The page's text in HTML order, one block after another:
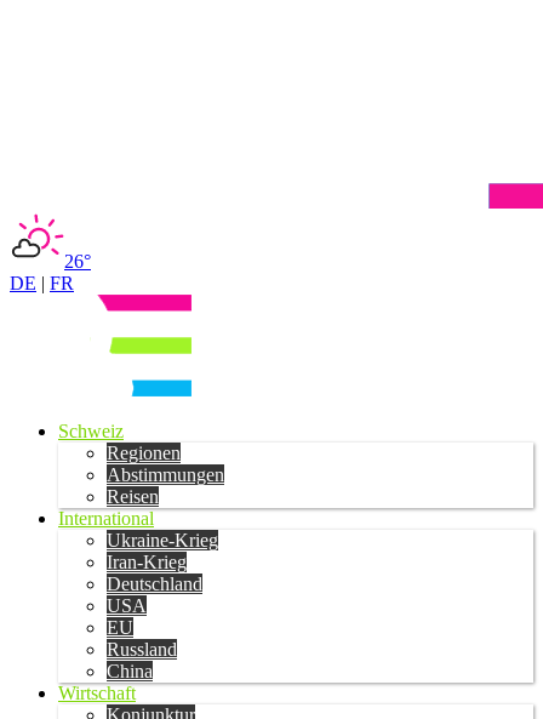
26°
DE | FR
Schweiz
Regionen
Abstimmungen
Reisen
International
Ukraine-Krieg
Iran-Krieg
Deutschland
USA
EU
Russland
China
Wirtschaft
Konjunktur